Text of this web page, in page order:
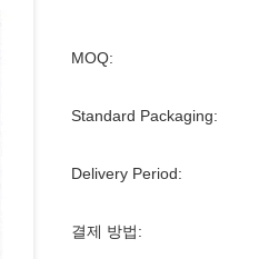
MOQ:
Standard Packaging:
Delivery Period:
결제 방법: